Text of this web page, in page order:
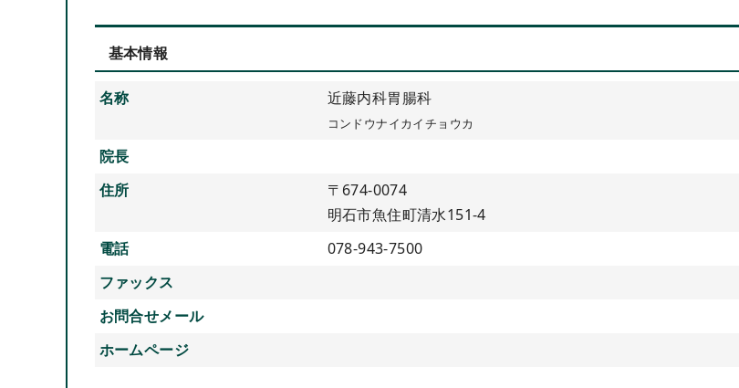
基本情報
名称 近藤内科胃腸科
コンドウナイカイチョウカ
院長
住所
〒674-0074
明石市魚住町清水151-4
電話
078-943-7500
ファックス
お問合せメール
ホームページ